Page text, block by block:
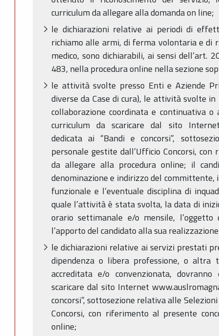
curriculum da allegare alla domanda on line;
le dichiarazioni relative ai periodi di
richiamo alle armi, di ferma volontaria e di
medico, sono dichiarabili, ai sensi dell’art.
483, nella procedura online nella sezione
le attività svolte presso Enti e Aziende
diverse da Case di cura), le attività svolte
collaborazione coordinata e continuativa
curriculum da scaricare dal sito
dedicata ai “Bandi e concorsi”,
personale gestite dall’Ufficio Concorsi,
da allegare alla procedura online; il
denominazione e indirizzo del
funzionale e l’eventuale disciplina di
quale l’attività è stata svolta, la data di
orario settimanale e/o mensile,
l’apporto del candidato alla sua
le dichiarazioni relative ai servizi prestati
dipendenza o libera professione, o
accreditata e/o convenzionata,
scaricare dal sito Internet
concorsi”, sottosezione relativa alle
Concorsi, con riferimento al presente
online;